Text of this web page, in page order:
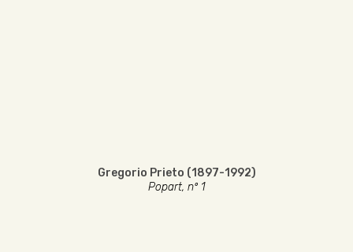
Gregorio Prieto (1897-1992)
Popart, nº 1